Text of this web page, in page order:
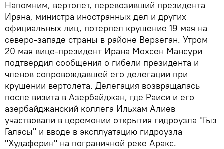
Напомним, вертолет, перевозивший президента
Ирана, министра иностранных дел и других
официальных лиц, потерпел крушение 19 мая на
северо-западе страны в районе Верзеган. Утром
20 мая вице-президент Ирана Мохсен Мансури
подтвердил сообщения о гибели президента и
членов сопровождавшей его делегации при
крушении вертолета. Делегация возвращалась
после визита в Азербайджан, где Раиси и его
азербайджанский коллега Ильхам Алиев
участвовали в церемонии открытия гидроузла "Гыз
Галасы" и вводе в эксплуатацию гидроузла
"Худаферин" на пограничной реке Аракс.